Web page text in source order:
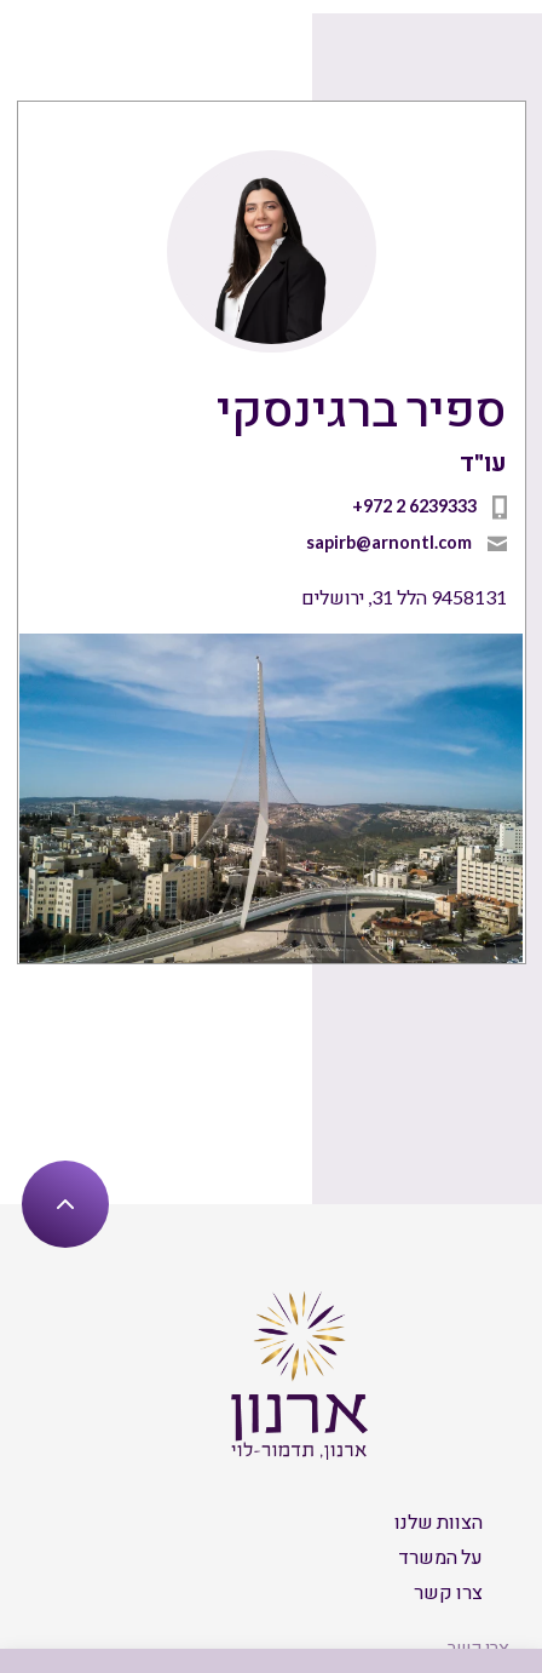
ספיר ברגינסקי
עו"ד
+972 2 6239333
sapirb@arnontl.com
9458131 הלל 31, ירושלים
הצוות שלנו
על המשרד
צרו קשר
צרו קשר